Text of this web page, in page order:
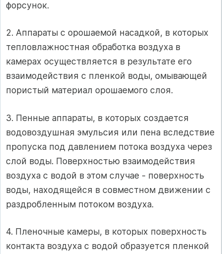
форсунок.
2. Аппараты с орошаемой насадкой, в которых
тепловлажностная обработка воздуха в
камерах осуществляется в результате его
взаимодействия с пленкой воды, омывающей
пористый материал орошаемого слоя.
3. Пенные аппараты, в которых создается
водовоздушная эмульсия или пена вследствие
пропуска под давлением потока воздуха через
слой воды. Поверхностью взаимодействия
воздуха с водой в этом случае ‑ поверхность
воды, находящейся в совместном движении с
раздробленным потоком воздуха.
4. Пленочные камеры, в которых поверхность
контакта воздуха с водой образуется пленкой